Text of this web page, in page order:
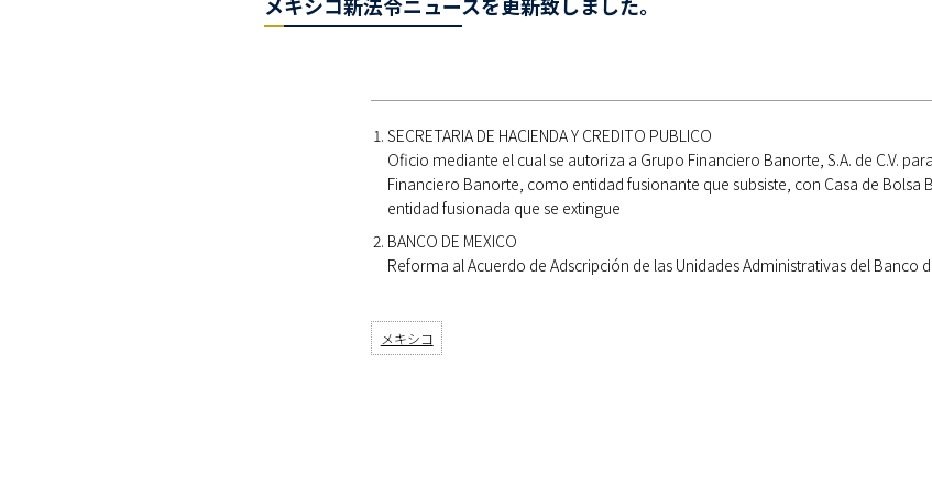
SECRETARIA DE HACIENDA Y CREDITO PUBLICO
Oficio mediante el cual se autoriza a Grupo Financiero Banorte, S.A. de C.V.
Financiero Banorte, como entidad fusionante que subsiste, con Casa de Bolsa
entidad fusionada que se extingue
BANCO DE MEXICO
Reforma al Acuerdo de Adscripción de las Unidades Administrativas del Banco
メキシコ